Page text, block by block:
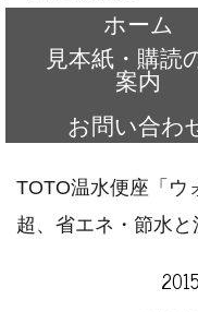
ホーム
見本紙・購読
案内
お問い合わ
TOTO温水便座「ウ
超、省エネ・節水と